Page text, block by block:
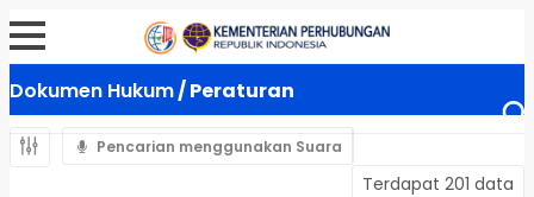
Dokumen Hukum/ Peraturan
Pencarian menggunakan Suara
Terdapat 201 data